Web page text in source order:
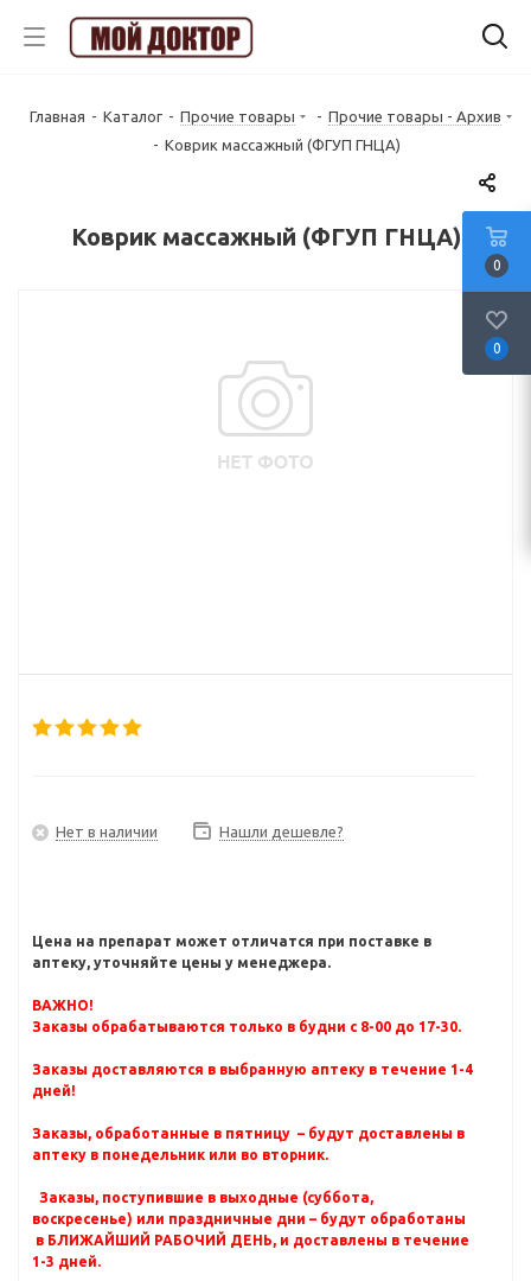
Главная - Каталог - Прочие товары - Прочие товары - Архив
- Коврик массажный (ФГУП ГНЦА)
Коврик массажный (ФГУП ГНЦА)
Нет в наличии Нашли дешевле?
Цена на препарат может отличатся при поставке в
аптеку, уточняйте цены у менеджера.
ВАЖНО!
Заказы обрабатываются только в будни с 8-00 до 17-30.
Заказы доставляются в выбранную аптеку в течение 1-4
дней!
Заказы, обработанные в пятницу – будут доставлены в
аптеку в понедельник или во вторник.
Заказы, поступившие в выходные (суббота,
воскресенье) или праздничные дни – будут обработаны
в БЛИЖАЙШИЙ РАБОЧИЙ ДЕНЬ, и доставлены в течение
1-3 дней.
0
0